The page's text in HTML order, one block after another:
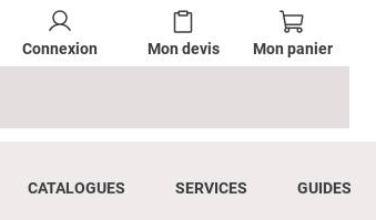
Connexion Mon devis Mon panier
CATALOGUES SERVICES GUIDES